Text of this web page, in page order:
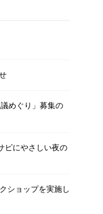
めぐり」募集の
ビにやさしい夜の
ショップを実施し